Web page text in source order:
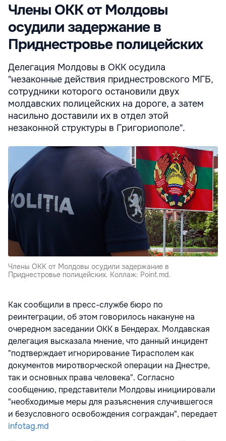
Члены ОКК от Молдовы
осудили задержание в
Приднестровье полицейских
Делегация Молдовы в ОКК осудила
"незаконные действия приднестровского МГБ,
сотрудники которого остановили двух
молдавских полицейских на дороге, а затем
насильно доставили их в отдел этой
незаконной структуры в Григориополе".
Члены ОКК от Молдовы осудили задержание в
Приднестровье полицейских. Коллаж: Point.md.
Как сообщили в пресс-службе бюро по
реинтеграции, об этом говорилось накануне на
очередном заседании ОКК в Бендерах. Молдавская
делегация высказала мнение, что данный инцидент
"подтверждает игнорирование Тирасполем как
документов миротворческой операции на Днестре,
так и основных права человека". Согласно
сообщению, представители Молдовы инициировали
"необходимые меры для разъяснения случившегося
и безусловного освобождения сограждан", передает
infotag.md